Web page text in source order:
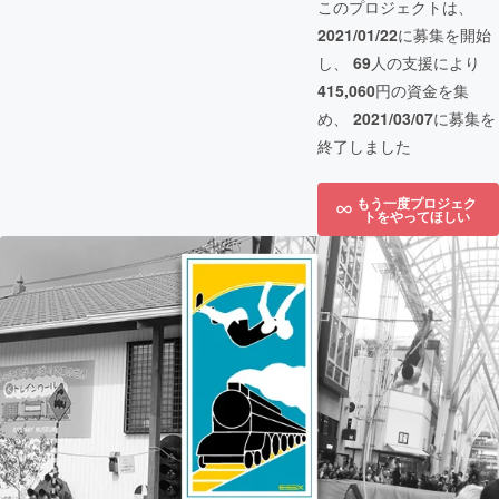
このプロジェクトは、
2021/01/22に募集を開始
し、 69人の支援により
415,060円の資金を集
め、 2021/03/07に募集を
終了しました
もう一度プロジェク
トをやってほしい